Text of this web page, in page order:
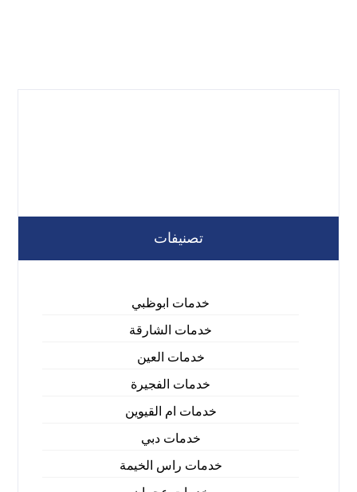
تصنيفات
خدمات ابوظبي
خدمات الشارقة
خدمات العين
خدمات الفجيرة
خدمات ام القيوين
خدمات دبي
خدمات راس الخيمة